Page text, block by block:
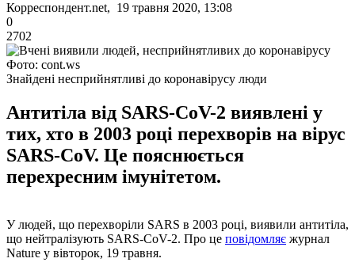
Корреспондент.net, 19 травня 2020, 13:08
0
2702
Фото: cont.ws
Знайдені несприйнятливі до коронавірусу люди
Антитіла від SARS-CoV-2 виявлені у
тих, хто в 2003 році перехворів на вірус
SARS-CoV. Це пояснюється
перехресним імунітетом.
У людей, що перехворіли SARS в 2003 році, виявили антитіла,
що нейтралізують SARS-CoV-2. Про це повідомляє журнал
Nature у вівторок, 19 травня.